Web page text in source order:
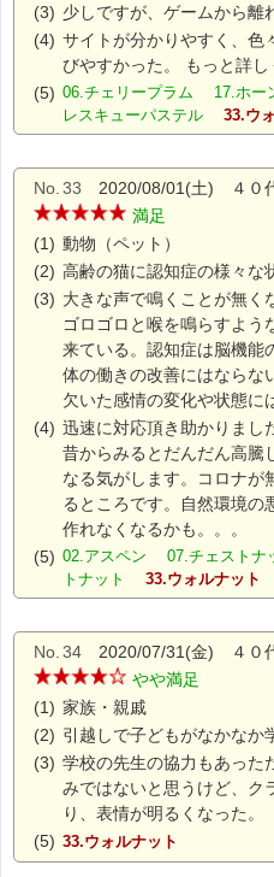
(3) 少しですが、ゲームから離
(4) サイトが分かりやすく、色
びやすかった。 もっと詳
(5) 06.チェリープラム 17.ホ
レスキューパステル 33.ウ
No. 33 2020/08/01(土) ４０
満足
(1) 動物（ペット）
(2) 高齢の猫に認知症の様々な
(3) 大きな声で鳴くことが無く
ゴロゴロと喉を鳴らすよう
来ている。認知症は脳機能
体の働きの改善にはならな
欠いた感情の変化や状態に
(4) 迅速に対応頂き助かりまし
昔からみるとだんだん高騰
なる気がします。コロナが
るところです。自然環境の
作れなくなるかも。。。
(5) 02.アスペン 07.チェストナ
トナット 33.ウォルナット
No. 34 2020/07/31(金) ４０
やや満足
(1) 家族・親戚
(2) 引越しで子どもがなかなか
(3) 学校の先生の協力もあった
みではないと思うけど、ク
り、表情が明るくなった。
(5) 33.ウォルナット